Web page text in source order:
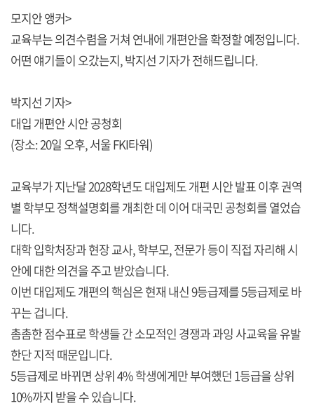
모지안 앵커>
교육부는 의견수렴을 거쳐 연내에 개편안을 확정할 예정입니다.
어떤 얘기들이 오갔는지, 박지선 기자가 전해드립니다.
박지선 기자>
대입 개편안 시안 공청회
(장소: 20일 오후, 서울 FKI타워)
교육부가 지난달 2028학년도 대입제도 개편 시안 발표 이후 권역
별 학부모 정책설명회를 개최한 데 이어 대국민 공청회를 열었습
니다.
대학 입학처장과 현장 교사, 학부모, 전문가 등이 직접 자리해 시
안에 대한 의견을 주고 받았습니다.
이번 대입제도 개편의 핵심은 현재 내신 9등급제를 5등급제로 바
꾸는 겁니다.
촘촘한 점수표로 학생들 간 소모적인 경쟁과 과잉 사교육을 유발
한단 지적 때문입니다.
5등급제로 바뀌면 상위 4% 학생에게만 부여했던 1등급을 상위
10%까지 받을 수 있습니다.